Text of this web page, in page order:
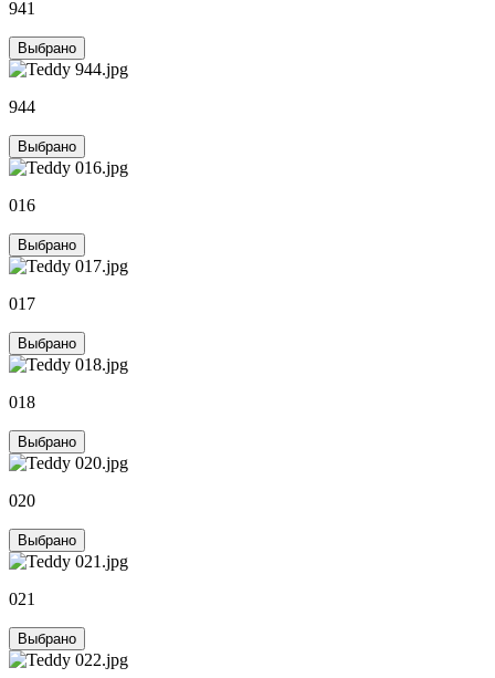
941
Выбрано
944
Выбрано
016
Выбрано
017
Выбрано
018
Выбрано
020
Выбрано
021
Выбрано